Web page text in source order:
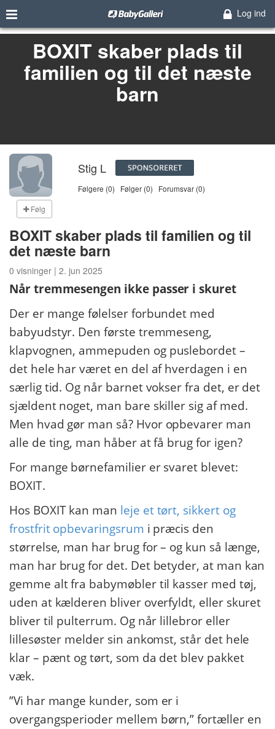
Log ind
BOXIT skaber plads til
familien og til det næste
barn
Følg
Stig L
Følgere (0) Følger (0) Forumsvar (0)
BOXIT skaber plads til familien og til
det næste barn
0 visninger | 2. jun 2025
Når tremmesengen ikke passer i skuret
Der er mange følelser forbundet med
babyudstyr. Den første tremmeseng,
klapvognen, ammepuden og puslebordet –
det hele har været en del af hverdagen i en
særlig tid. Og når barnet vokser fra det, er det
sjældent noget, man bare skiller sig af med.
Men hvad gør man så? Hvor opbevarer man
alle de ting, man håber at få brug for igen?
For mange børnefamilier er svaret blevet:
BOXIT.
Hos BOXIT kan man leje et tørt, sikkert og
frostfrit opbevaringsrum i præcis den
størrelse, man har brug for – og kun så længe,
man har brug for det. Det betyder, at man kan
gemme alt fra babymøbler til kasser med tøj,
uden at kælderen bliver overfyldt, eller skuret
bliver til pulterrum. Og når lillebror eller
lillesøster melder sin ankomst, står det hele
klar – pænt og tørt, som da det blev pakket
væk.
”Vi har mange kunder, som er i
overgangsperioder mellem børn,” fortæller en